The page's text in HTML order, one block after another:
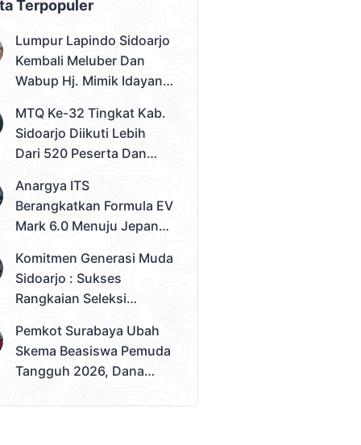
Terpopuler
Lumpur Lapindo Sidoarjo
Kembali Meluber Dan
Wabup Hj. Mimik Idayana
MTQ Ke-32 Tingkat Kab.
Sidoarjo Diikuti Lebih
Dari 520 Peserta Dan
Juara Umum
Anargya ITS
Berangkatkan Formula EV
Mark 6.0 Menuju Jepang,
2026
Komitmen Generasi Muda
Sidoarjo : Sukses
Rangkaian Seleksi
Pemilihan Duta Muda
Sidoarjo 2026
Pemkot Surabaya Ubah
Skema Beasiswa Pemuda
Tangguh 2026, Dana
Sekolah